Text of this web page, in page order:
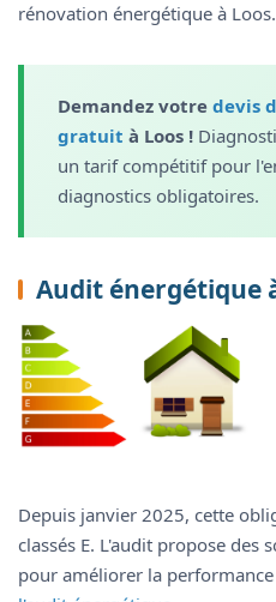
rénovation énergétique à Loos.
Demandez votre devis
gratuit à Loos !
un tarif compétitif pour
diagnostics obligatoires.
Audit énergétique
Depuis janvier 2025, cette
classés E. L'audit propose des
pour améliorer la